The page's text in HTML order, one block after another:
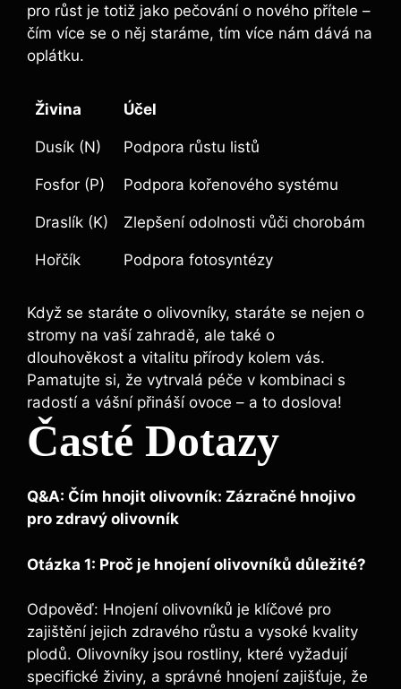
pro růst‍ je totiž⁤ jako⁤ pečování o nového přítele​ –
⁣čím více se o ⁢něj staráme, tím více ‍nám dává na
oplátku.
Živina Účel
Dusík (N) Podpora růstu ‍listů
Fosfor (P) Podpora kořenového systému
Draslík (K) Zlepšení odolnosti‌ vůči‌ chorobám
Hořčík Podpora​ fotosyntézy
Když se staráte o olivovníky, staráte se nejen o
stromy na ⁤vaší zahradě,⁤ ale také o
dlouhověkost‌ a ⁢vitalitu přírody kolem vás.‌
Pamatujte si, že vytrvalá péče v ⁢kombinaci s
radostí a vášní přináší ovoce – a‍ to doslova!
Časté Dotazy
Q&A: Čím hnojit olivovník: Zázračné hnojivo
pro zdravý olivovník
Otázka 1: Proč je ⁤hnojení olivovníků důležité?
Odpověď: Hnojení olivovníků je klíčové pro
zajištění ⁢jejich⁤ zdravého růstu a vysoké kvality
plodů. Olivovníky jsou rostliny, které vyžadují
specifické živiny, a‍ správné hnojení zajišťuje, že⁤